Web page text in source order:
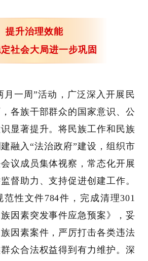
提升治理效能
社会大局进一步巩固
月一周”活动，广泛深入开展民
各族干部群众的国家意识、公
显著提升。将民族工作和民族
融入“法治政府”建设，组织市
议成员集体视察，常态化开展
督助力、支持促进创建工作。
性文件784件，完成清理301
因素突发事件应急预案》，妥
因素案件，严厉打击各类违法
众合法权益得到有力维护。深